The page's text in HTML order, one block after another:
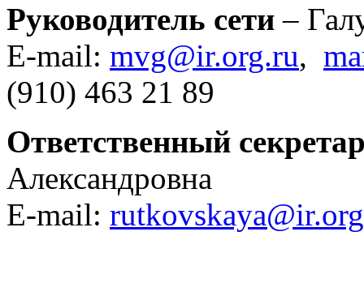
Руководитель сети –
E-mail: mvg@ir.org.ru,
(910) 463 21 89
Ответственный
Александровна
E-mail: